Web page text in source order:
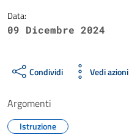
Data:
09 Dicembre 2024
Condividi Vedi azioni
Argomenti
Istruzione